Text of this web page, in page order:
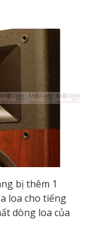
bị thêm 1
loa cho tiếng
dòng loa của